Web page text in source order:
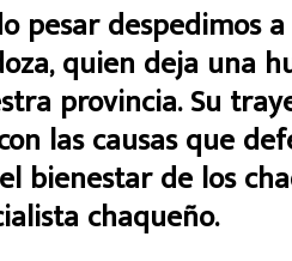
pesar despedimos
quien deja una
provincia. Su
las causas que
bienestar de los
chaqueño.